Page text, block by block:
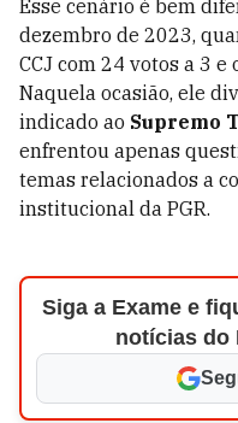
Esse cenário é bem
dezembro de 2023,
CCJ com 24 votos a 3
Naquela ocasião, ele
indicado ao Supremo
enfrentou apenas
temas relacionados a
institucional da PGR.
Siga a Exame e
notícias do